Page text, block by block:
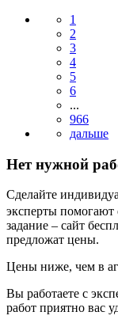
1
2
3
4
5
6
...
966
Нет нужной
Сделайте
эксперты помогают
задание – сайт
предложат цены.
Цены ниже, чем в
Вы работаете с
работ приятно вас